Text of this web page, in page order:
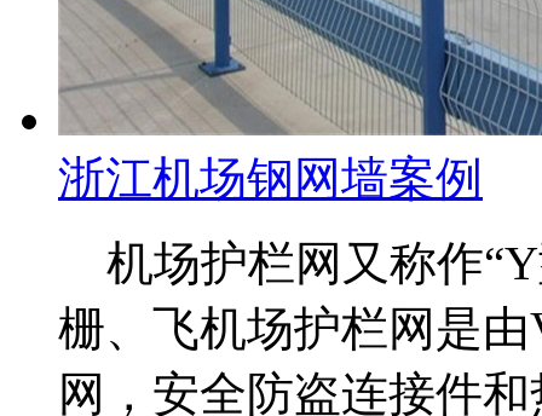
浙江机场钢网墙案例
机场护栏网又称作
栅、飞机场护栏网是
网，安全防盗连接件